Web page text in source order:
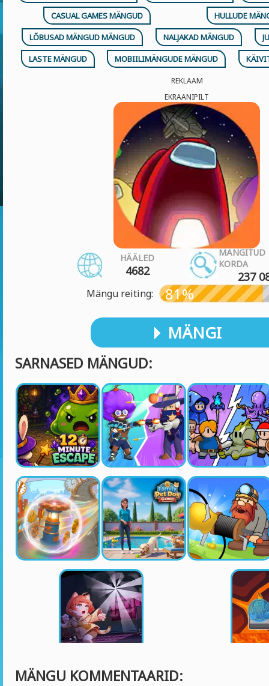
CASUAL GAMES MÄNGUD
HULLUDE
LÕBUSAD MÄNGUD MÄNGUD
NALJAKAD MÄNGUD
LASTE MÄNGUD
MOBIILIMÄNGUDE MÄNGUD
REKLAAM
EKRAANIPILT
HÄÄLED
4682
MÄNGITUD
KORDA
237
Mängu reiting: 81%
MÄNGI
SARNASED MÄNGUD:
MÄNGU KOMMENTAARID: